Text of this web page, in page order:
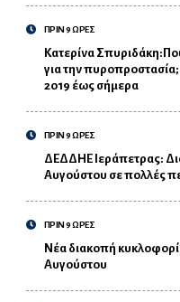
ΠΡΙΝ 9 ΩΡΕΣ
Κατερίνα
για την
2019 έως σήμερα
ΠΡΙΝ 9 ΩΡΕΣ
ΔΕΔΔΗΕ Ιεράπετρας:
Αυγούστου σε πολλές
ΠΡΙΝ 9 ΩΡΕΣ
Νέα διακοπή
Αυγούστου